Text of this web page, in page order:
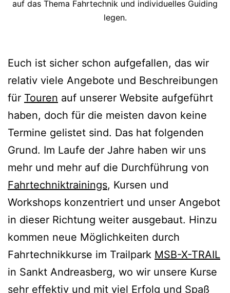
auf das Thema Fahrtechnik und individuelles Guiding
legen.
Euch ist sicher schon aufgefallen, das wir
relativ viele Angebote und Beschreibungen
für Touren auf unserer Website aufgeführt
haben, doch für die meisten davon keine
Termine gelistet sind. Das hat folgenden
Grund. Im Laufe der Jahre haben wir uns
mehr und mehr auf die Durchführung von
Fahrtechniktrainings, Kursen und
Workshops konzentriert und unser Angebot
in dieser Richtung weiter ausgebaut. Hinzu
kommen neue Möglichkeiten durch
Fahrtechnikkurse im Trailpark MSB-X-TRAIL
in Sankt Andreasberg, wo wir unsere Kurse
sehr effektiv und mit viel Erfolg und Spaß